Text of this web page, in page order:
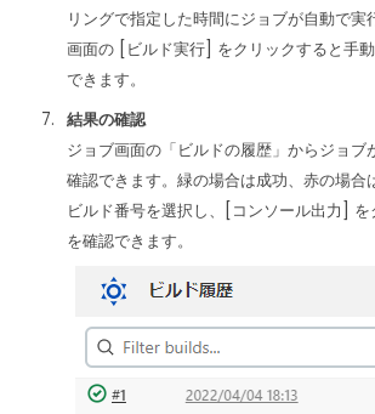
リングで指定した時間にジョブが自動で実
画面の [ビルド実行] をクリックすると手
できます。
結果の確認
ジョブ画面の「ビルドの履歴」からジョブ
確認できます。緑の場合は成功、赤の場合
ビルド番号を選択し、[コンソール出力]
を確認できます。